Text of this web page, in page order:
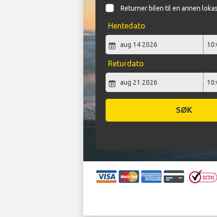
Returner bilen til en annen
Hentedato
Returdato
SØK